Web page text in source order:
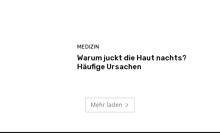
MEDIZIN
Warum juckt die Haut nachts?
Häufige Ursachen
Mehr laden